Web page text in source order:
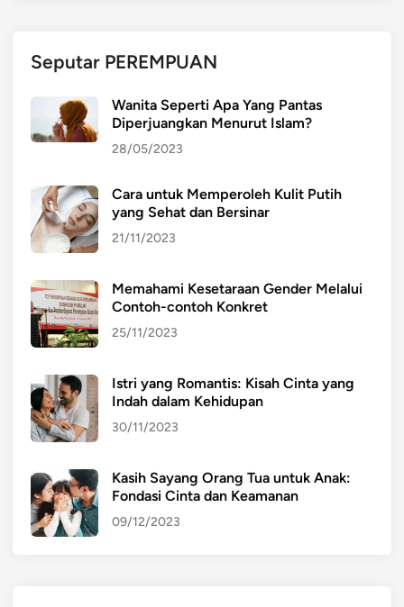
Seputar PEREMPUAN
Wanita Seperti Apa Yang Pantas
Diperjuangkan Menurut Islam?
28/05/2023
Cara untuk Memperoleh Kulit Putih
yang Sehat dan Bersinar
21/11/2023
Memahami Kesetaraan Gender Melalui
Contoh-contoh Konkret
25/11/2023
Istri yang Romantis: Kisah Cinta yang
Indah dalam Kehidupan
30/11/2023
Kasih Sayang Orang Tua untuk Anak:
Fondasi Cinta dan Keamanan
09/12/2023